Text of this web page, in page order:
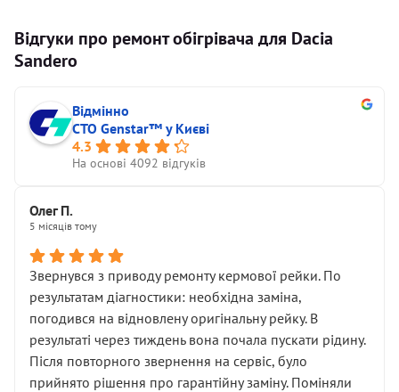
Відгуки про ремонт обігрівача для Dacia
Sandero
Відмінно
СТО Genstar™ у Києві
4.3
На основі 4092 відгуків
Олег П.
5 місяців тому
Звернувся з приводу ремонту кермової рейки. По
результатам діагностики: необхідна заміна,
погодився на відновлену оригінальну рейку. В
результаті через тиждень вона почала пускати рідину.
Після повторного звернення на сервіс, було
прийнято рішення про гарантійну заміну. Поміняли